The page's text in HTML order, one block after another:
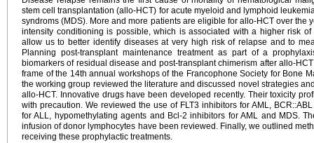
stem cell transplantation (allo-HCT) for acute myeloid and lymphoid
syndroms (MDS). More and more patients are eligible for allo-HCT over the
intensity conditioning is possible, which is associated with a higher risk
allow us to better identify diseases at very high risk of relapse and to
Planning post-transplant maintenance treatment as part of a
biomarkers of residual disease and post-transplant chimerism after allo-
frame of the 14th annual workshops of the Francophone Society for Bone
the working group reviewed the literature and discussed novel strategies
allo-HCT. Innovative drugs have been developed recently. Their toxicity
with precaution. We reviewed the use of FLT3 inhibitors for AML,
for ALL, hypomethylating agents and Bcl-2 inhibitors for AML and MDS.
infusion of donor lymphocytes have been reviewed. Finally, we outlined
receiving these prophylactic treatments.